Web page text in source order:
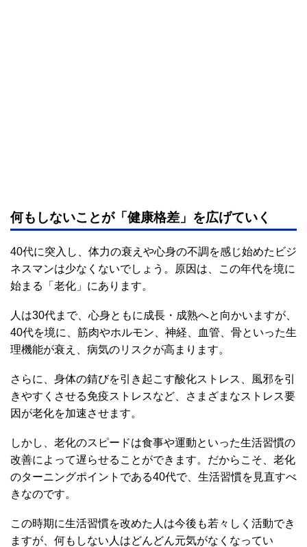
何もしないことが「健康格差」を広げていく
40代に突入し、体力の衰えや心身の不調を感じ始めたビジ
ネスマンは少なくないでしょう。原因は、この年代を境に
始まる「老化」にあります。
人は30代まで、心身ともに成長・成熟へと向かいますが、
40代を境に、筋肉やホルモン、神経、血管、骨といった生
理機能が衰え、病気のリスクが高まります。
さらに、身体の錆びを引き起こす酸化ストレス、風邪を引
きやすくさせる免疫ストレスなど、さまざまなストレス要
因が老化を加速させます。
しかし、老化のスピードは食事や運動といった生活習慣の
改善によって遅らせることができます。だからこそ、老化
のターニングポイントである40代で、生活習慣を見直すべ
きなのです。
この時期に生活習慣を改めた人は今後も若々しく活動でき
ますが、何もしない人はどんどん元気がなくなってい